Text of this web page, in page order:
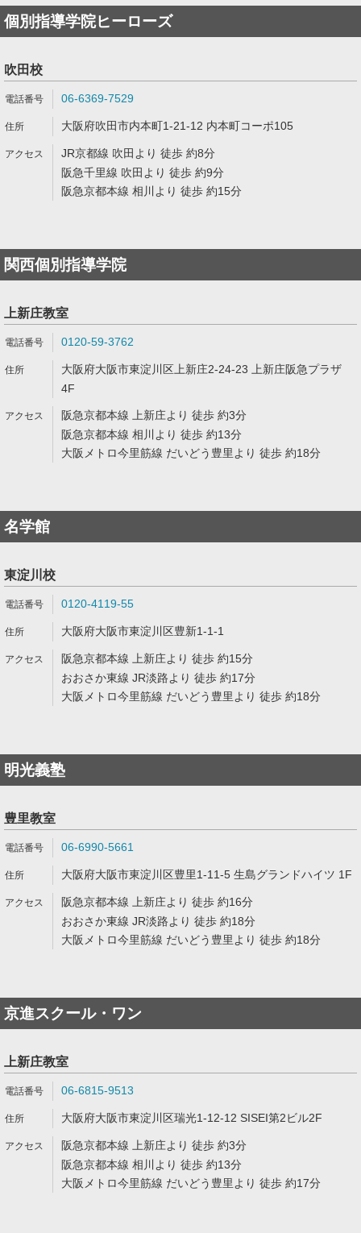
個別指導学院ヒーローズ
吹田校
06-6369-7529
大阪府吹田市内本町1-21-12 内本町コーポ105
JR京都線 吹田より 徒歩 約8分
阪急千里線 吹田より 徒歩 約9分
阪急京都本線 相川より 徒歩 約15分
関西個別指導学院
上新庄教室
0120-59-3762
大阪府大阪市東淀川区上新庄2-24-23 上新庄阪急プラザ
4F
阪急京都本線 上新庄より 徒歩 約3分
阪急京都本線 相川より 徒歩 約13分
大阪メトロ今里筋線 だいどう豊里より 徒歩 約18分
名学館
東淀川校
0120-4119-55
大阪府大阪市東淀川区豊新1-1-1
阪急京都本線 上新庄より 徒歩 約15分
おおさか東線 JR淡路より 徒歩 約17分
大阪メトロ今里筋線 だいどう豊里より 徒歩 約18分
明光義塾
豊里教室
06-6990-5661
大阪府大阪市東淀川区豊里1-11-5 生島グランドハイツ 1F
阪急京都本線 上新庄より 徒歩 約16分
おおさか東線 JR淡路より 徒歩 約18分
大阪メトロ今里筋線 だいどう豊里より 徒歩 約18分
京進スクール・ワン
上新庄教室
06-6815-9513
大阪府大阪市東淀川区瑞光1-12-12 SISEI第2ビル2F
阪急京都本線 上新庄より 徒歩 約3分
阪急京都本線 相川より 徒歩 約13分
大阪メトロ今里筋線 だいどう豊里より 徒歩 約17分